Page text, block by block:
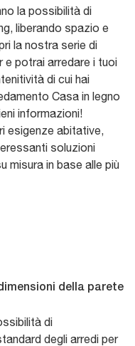
la possibilità di
liberando spazio e
la nostra serie di
e potrai arredare i tuoi
di cui hai
Casa in legno
informazioni!
esigenze abitative,
soluzioni
misura in base alle più
della parete
di
degli arredi per